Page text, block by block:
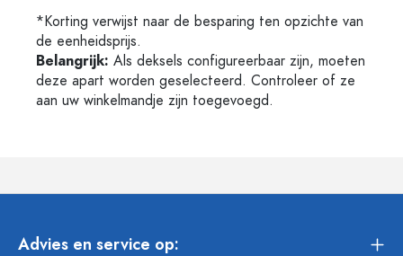
*Korting verwijst naar de besparing ten opzichte van
de eenheidsprijs.
Belangrijk: Als deksels configureerbaar zijn, moeten
deze apart worden geselecteerd. Controleer of ze
aan uw winkelmandje zijn toegevoegd.
Advies en service op: